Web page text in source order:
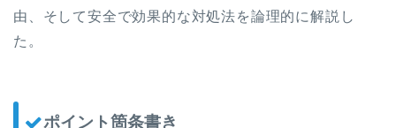
由、そして安全で効果的な対処法を論理的に解説し
た。
ポイント箇条書き